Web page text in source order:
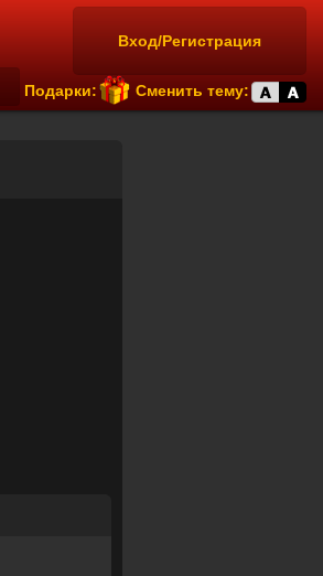
Вход/Регистрация
Подарки: Сменить тему: